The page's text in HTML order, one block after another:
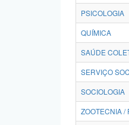
PSICOLOGIA
QUÍMICA
SAÚDE
SERVIÇO
SOCIOLOGIA
ZOOTECNIA /